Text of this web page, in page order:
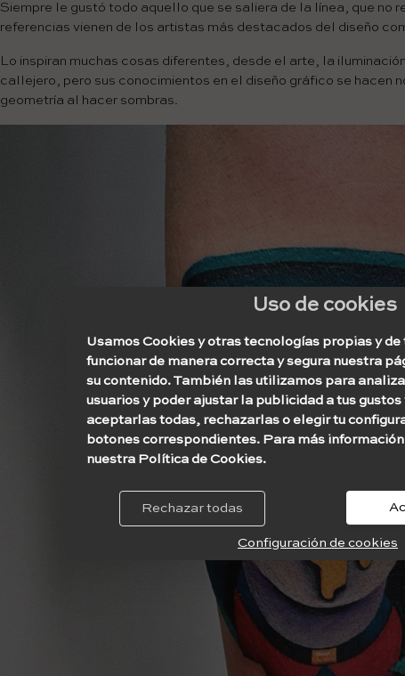
Siempre le gustó todo aquello que se saliera de la línea, que no
referencias vienen de los artistas más destacados del diseño
Lo inspiran muchas cosas diferentes, desde el arte, la
callejero, pero sus conocimientos en el diseño gráfico se hacen
geometría al hacer sombras.
Uso de cookies
Usamos Cookies y otras tecnologías propias y
funcionar de manera correcta y segura nuestra
su contenido. También las utilizamos para
usuarios y poder ajustar la publicidad a tus
aceptarlas todas, rechazarlas o elegir tu
botones correspondientes. Para más
nuestra Política de Cookies.
Rechazar todas
Configuración de cookies